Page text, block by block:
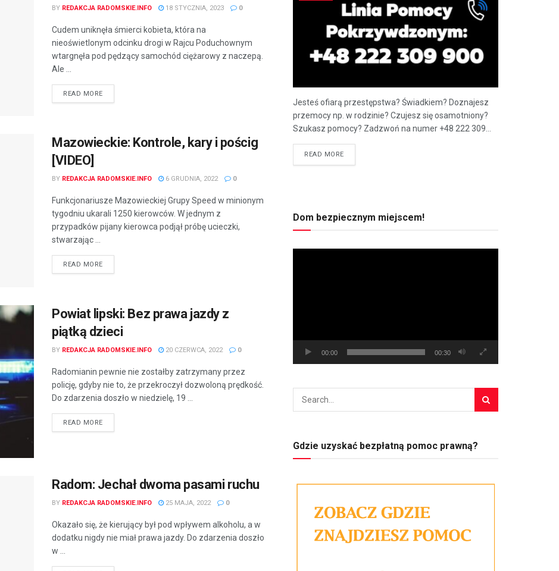
BY REDAKCJA RADOMSKIE.INFO 18 STYCZNIA, 2023 0
Cudem uniknęła śmierci kobieta, która na
nieoświetlonym odcinku drogi w Rajcu Poduchownym
wtargnęła pod pędzący samochód ciężarowy z naczepą.
Ale ...
READ MORE
Mazowieckie: Kontrole, kary i pościg
[VIDEO]
BY REDAKCJA RADOMSKIE.INFO 6 GRUDNIA, 2022 0
Funkcjonariusze Mazowieckiej Grupy Speed w minionym
tygodniu ukarali 1250 kierowców. W jednym z
przypadków pijany kierowca podjął próbę ucieczki,
stwarzając ...
READ MORE
Powiat lipski: Bez prawa jazdy z
piątką dzieci
BY REDAKCJA RADOMSKIE.INFO 20 CZERWCA, 2022 0
Radomianin pewnie nie zostałby zatrzymany przez
policję, gdyby nie to, że przekroczył dozwoloną prędkość.
Do zdarzenia doszło w niedzielę, 19 ...
READ MORE
Radom: Jechał dwoma pasami ruchu
BY REDAKCJA RADOMSKIE.INFO 25 MAJA, 2022 0
Okazało się, że kierujący był pod wpływem alkoholu, a w
dodatku nigdy nie miał prawa jazdy. Do zdarzenia doszło
w ...
Jesteś ofiarą przestępstwa? Świadkiem? Doznajesz
przemocy np. w rodzinie? Czujesz się osamotniony?
Szukasz pomocy? Zadzwoń na numer +48 222 309...
READ MORE
Dom bezpiecznym miejscem!
00:00 00:30
Gdzie uzyskać bezpłatną pomoc prawną?